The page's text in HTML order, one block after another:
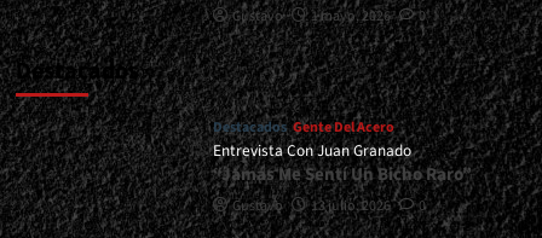
Gustavo 1 mayo, 2026 0
Destacados
Destacados Gente Del Acero
Entrevista Con Juan Granado
“Jamás Me Sentí Un Bicho Raro”
Gustavo 13 julio, 2026 0